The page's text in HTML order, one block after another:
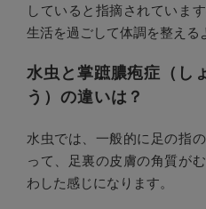
していると指摘されていま
生活を過ごして体調を整える
水虫と掌蹠膿疱症（し
う）の違いは？
水虫では、一般的に足の指
って、足裏の皮膚の角質が
わした感じになります。